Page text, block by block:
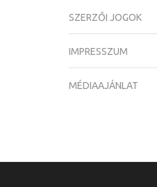
SZERZŐI JOGOK
IMPRESSZUM
MÉDIAAJÁNLAT